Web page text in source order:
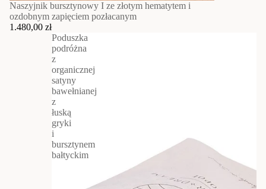
Naszyjnik bursztynowy I ze złotym hematytem i
ozdobnym zapięciem pozłacanym
1.480,00 zł
Poduszka
podróżna
z
organicznej
satyny
bawełnianej
z
łuską
gryki
i
bursztynem
bałtyckim